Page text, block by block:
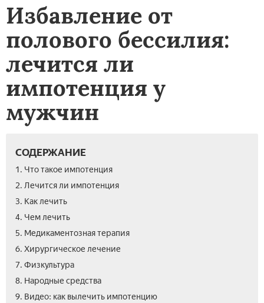
Избавление от
полового бессилия:
лечится ли
импотенция у
мужчин
СОДЕРЖАНИЕ
1. Что такое импотенция
2. Лечится ли импотенция
3. Как лечить
4. Чем лечить
5. Медикаментозная терапия
6. Хирургическое лечение
7. Физкультура
8. Народные средства
9. Видео: как вылечить импотенцию